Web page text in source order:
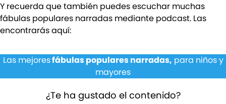
Y recuerda que también puedes escuchar muchas
fábulas populares narradas mediante podcast. Las
encontrarás aquí:
Las mejoresfábulas populares narradas, para niños y
mayores
¿Te ha gustado el contenido?